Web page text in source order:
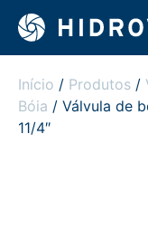
Início / Produtos /
Bóia / Válvula de
11/4″